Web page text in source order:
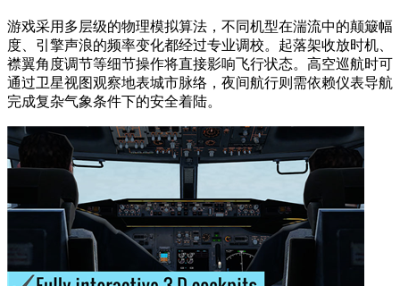
游戏采用多层级的物理模拟算法，不同机型在湍流中的颠簸幅
度、引擎声浪的频率变化都经过专业调校。起落架收放时机、
襟翼角度调节等细节操作将直接影响飞行状态。高空巡航时可
通过卫星视图观察地表城市脉络，夜间航行则需依赖仪表导航
完成复杂气象条件下的安全着陆。